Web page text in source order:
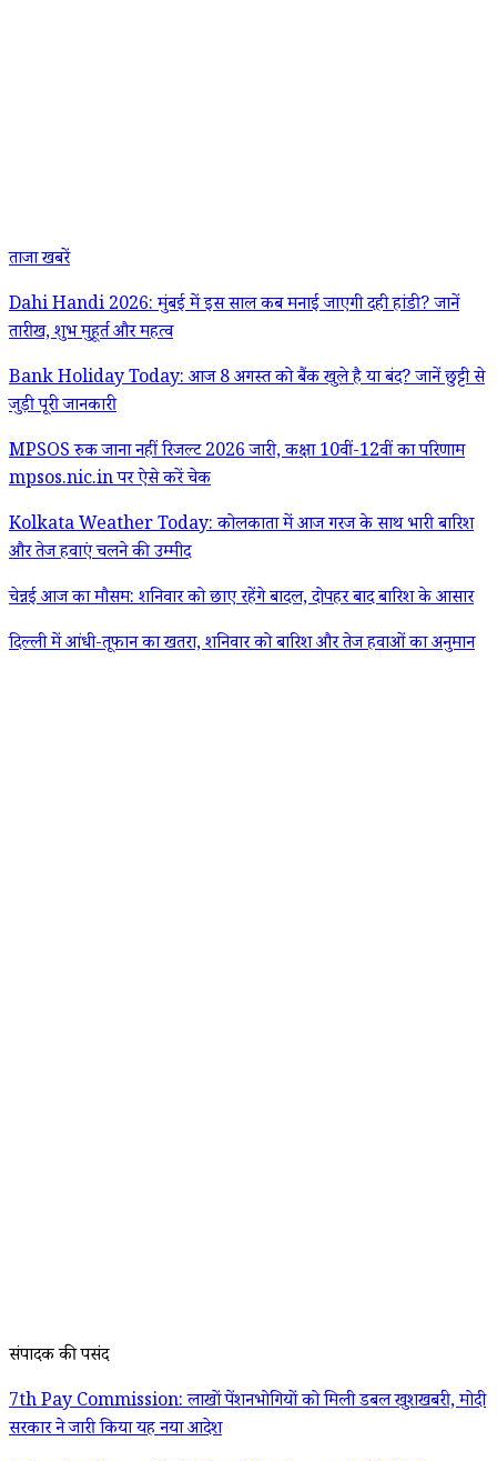
ताजा खबरें
Dahi Handi 2026: मुंबई में इस साल कब मनाई जाएगी दही हांडी? जानें
तारीख, शुभ मुहूर्त और महत्व
Bank Holiday Today: आज 8 अगस्त को बैंक खुले है या बंद? जानें छुट्टी से
जुड़ी पूरी जानकारी
MPSOS रुक जाना नहीं रिजल्ट 2026 जारी, कक्षा 10वीं-12वीं का परिणाम
mpsos.nic.in पर ऐसे करें चेक
Kolkata Weather Today: कोलकाता में आज गरज के साथ भारी बारिश
और तेज हवाएं चलने की उम्मीद
चेन्नई आज का मौसम: शनिवार को छाए रहेंगे बादल, दोपहर बाद बारिश के आसार
दिल्ली में आंधी-तूफान का खतरा, शनिवार को बारिश और तेज हवाओं का अनुमान
संपादक की पसंद
7th Pay Commission: लाखों पेंशनभोगियों को मिली डबल खुशखबरी, मोदी
सरकार ने जारी किया यह नया आदेश